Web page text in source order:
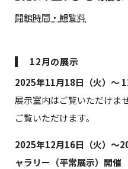
開館時間・観覧料
12月の展示
2025年11月18日（火）～
展示室内はご覧いただけま
ご覧いただけます。
2025年12月16日（火）～
ャラリー（平常展示）開催